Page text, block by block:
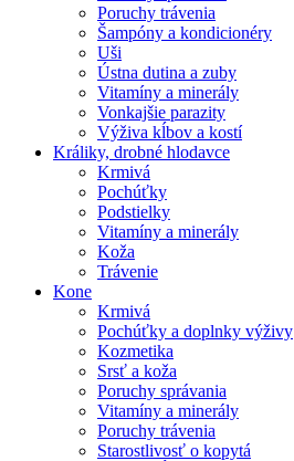
Poruchy trávenia
Šampóny a kondicionéry
Uši
Ústna dutina a zuby
Vitamíny a minerály
Vonkajšie parazity
Výživa kĺbov a kostí
Králiky, drobné hlodavce
Krmivá
Pochúťky
Podstielky
Vitamíny a minerály
Koža
Trávenie
Kone
Krmivá
Pochúťky a doplnky výživy
Kozmetika
Srsť a koža
Poruchy správania
Vitamíny a minerály
Poruchy trávenia
Starostlivosť o kopytá